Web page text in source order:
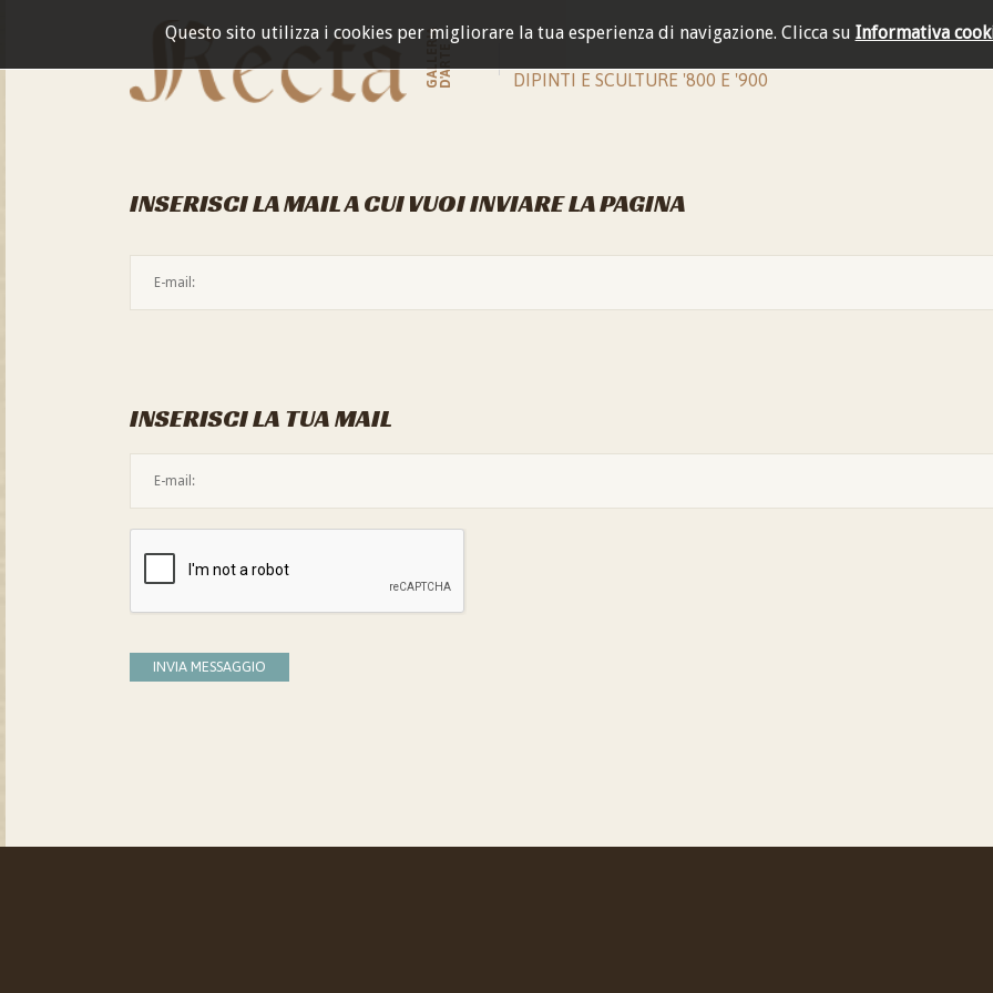
Questo sito utilizza i cookies per migliorare la tua esperienza di navigazione. Clicca su Informativa
GALLERIAD'ARTE DIPINTI E SCULTURE '800 E '900
INSERISCI LA MAIL A CUI VUOI INVIARE LA PAGINA
INSERISCI LA TUA MAIL
INVIA MESSAGGIO